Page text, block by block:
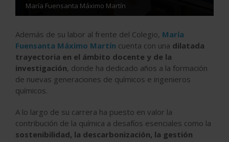
María Fuensanta Máximo Martín
Además de su labor al frente del Colegio, María
Fuensanta Máximo Martín cuenta con una dilatada
trayectoria en el ámbito docente y de la
investigación, donde ha dedicado años a la formación
de nuevas generaciones de químicos e ingenieros
químicos.
A lo largo de su carrera ha puesto en valor la
contribución de la química a desafíos esenciales como la
sostenibilidad, la descarbonización, la gestión